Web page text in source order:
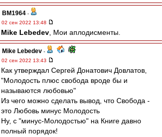
BM1964 -
02 сен 2022 13:48
Mike Lebedev , Мои аплодисменты.
Mike Lebedev -
02 сен 2022 13:43
Как утверждал Сергей Донатович Довлатов,
"Молодость плюс свобода вроде бы и
называются любовью"
Из чего можно сделать вывод, что Свобода -
это Любовь минус Молодость
Ну, с "минус-Молодостью" на Книге давно
полный порядок!